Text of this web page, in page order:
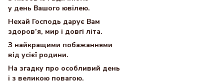
у день Вашого ювілею.
Нехай Господь дарує Вам
здоров’я, мир і довгі літа.
З найкращими побажаннями
від усієї родини.
На згадку про особливий день
і з великою повагою.